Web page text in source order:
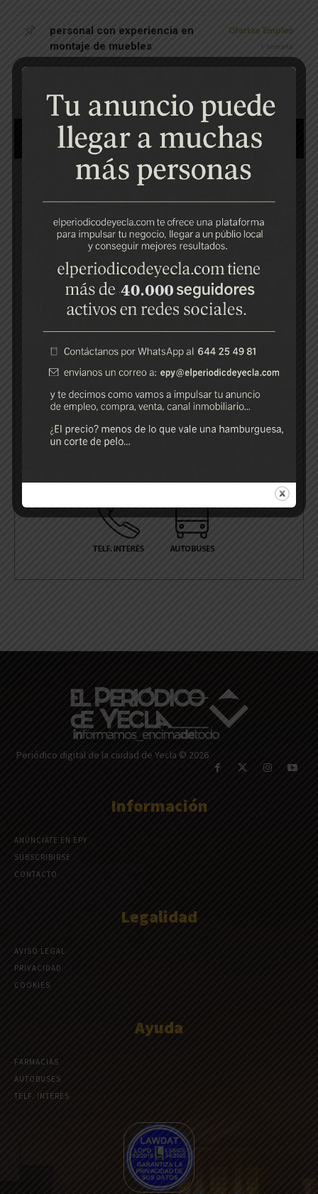
personal con experiencia en
montaje de muebles
Ofertas Empleo
1 semana
1 semana
Cargar más publicaciones
Servicios
Periódico digital de la ciudad de Yecla © 2026
Información
ANÚNCIATE EN EPY
SUBSCRIBIRSE
CONTACTO
Legalidad
AVISO LEGAL
PRIVACIDAD
COOKIES
Ayuda
FARMACIAS
AUTOBUSES
TELF. INTERES